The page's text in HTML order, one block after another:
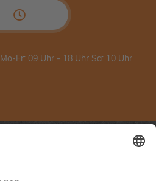
Mo-Fr: 09 Uhr - 18 Uhr Sa: 10 Uhr